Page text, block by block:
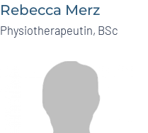
Rebecca Merz
Physiotherapeutin, BSc